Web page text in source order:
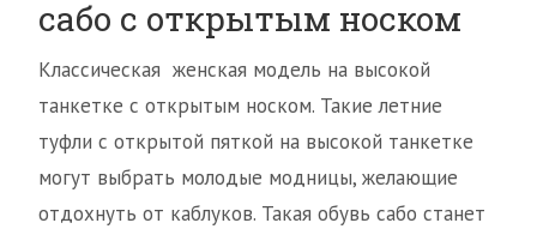
сабо с открытым носком
Классическая женская модель на высокой
танкетке с открытым носком. Такие летние
туфли с открытой пяткой на высокой танкетке
могут выбрать молодые модницы, желающие
отдохнуть от каблуков. Такая обувь сабо станет